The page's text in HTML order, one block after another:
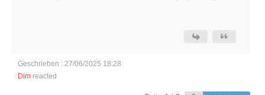
Geschrieben : 27/06/2025 18:28
Dim reacted